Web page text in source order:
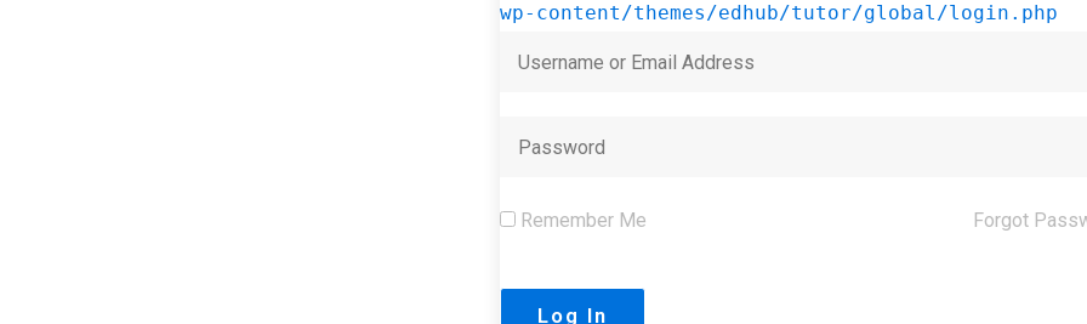
wp-content/themes/edhub/tutor/global/login.php
Remember Me Forgot